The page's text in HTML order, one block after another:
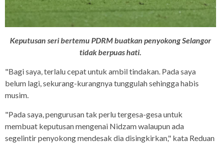
Keputusan seri bertemu PDRM buatkan penyokong Selangor
tidak berpuas hati.
"Bagi saya, terlalu cepat untuk ambil tindakan. Pada saya
belum lagi, sekurang-kurangnya tunggulah sehingga habis
musim.
"Pada saya, pengurusan tak perlu tergesa-gesa untuk
membuat keputusan mengenai Nidzam walaupun ada
segelintir penyokong mendesak dia disingkirkan," kata Reduan